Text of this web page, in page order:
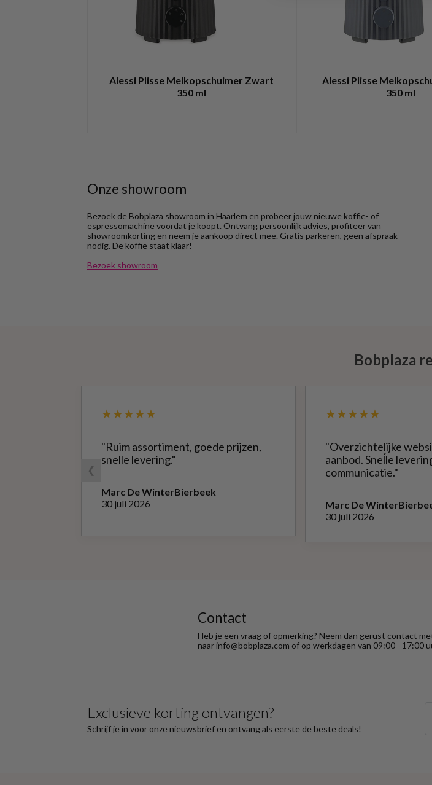
Alessi Plisse Melkopschuimer Zwart
350 ml
Alessi Plisse
350 ml
Onze showroom
Bezoek de Bobplaza showroom in Haarlem en probeer jouw nieuwe koffie- of
espressomachine voordat je koopt. Ontvang persoonlijk advies, profiteer van
showroomkorting en neem je aankoop direct mee. Gratis parkeren, geen afspraak
nodig. De koffie staat klaar!
Bezoek showroom
Bobplaza
❮
★★★★★
"Ruim assortiment, goede prijzen,
snelle levering."
Marc De WinterBierbeek
30 juli 2026
★★★★★
"Overzichtelijke
aanbod. Sneĺle
communicatie."
Marc De Winter
30 juli 2026
Contact
Heb je een vraag of opmerking? Neem dan gerust contact
naar info@bobplaza.com of op werkdagen van 09:00 - 17:00
Exclusieve korting ontvangen?
Schrijf je in voor onze nieuwsbrief en ontvang als eerste de beste deals!